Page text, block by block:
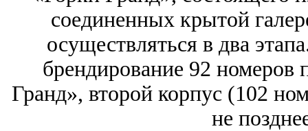
соединенных крытой
осуществляться в два
брендирование 92 номеров
Гранд», второй корпус (102
не